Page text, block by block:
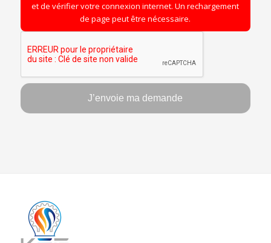
et de vérifier votre connexion internet. Un rechargement
de page peut être nécessaire.